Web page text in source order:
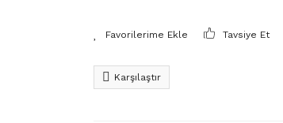
Tavsiye Et
Karşılaştır